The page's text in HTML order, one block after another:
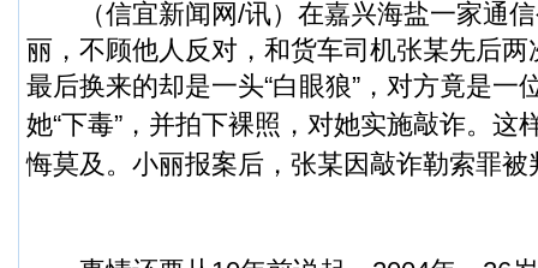
（信宜新闻 网/讯）在嘉兴海盐一家通
丽，不顾他人反对，和货车司机张某先后两
最后换来的却是一头“白眼狼”，对方竟是一
她“下毒”，并拍下裸照，对她实施敲诈。 这
悔莫及。小丽报案后，张某因敲诈勒索罪被